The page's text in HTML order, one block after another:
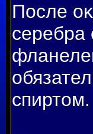
После
серебра
спиртом.